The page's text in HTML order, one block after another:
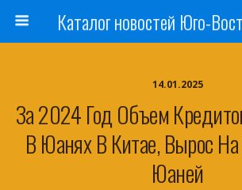
14.01.2025
За 2024 Год Объем
В Юанях В Китае, Вырос
Юаней